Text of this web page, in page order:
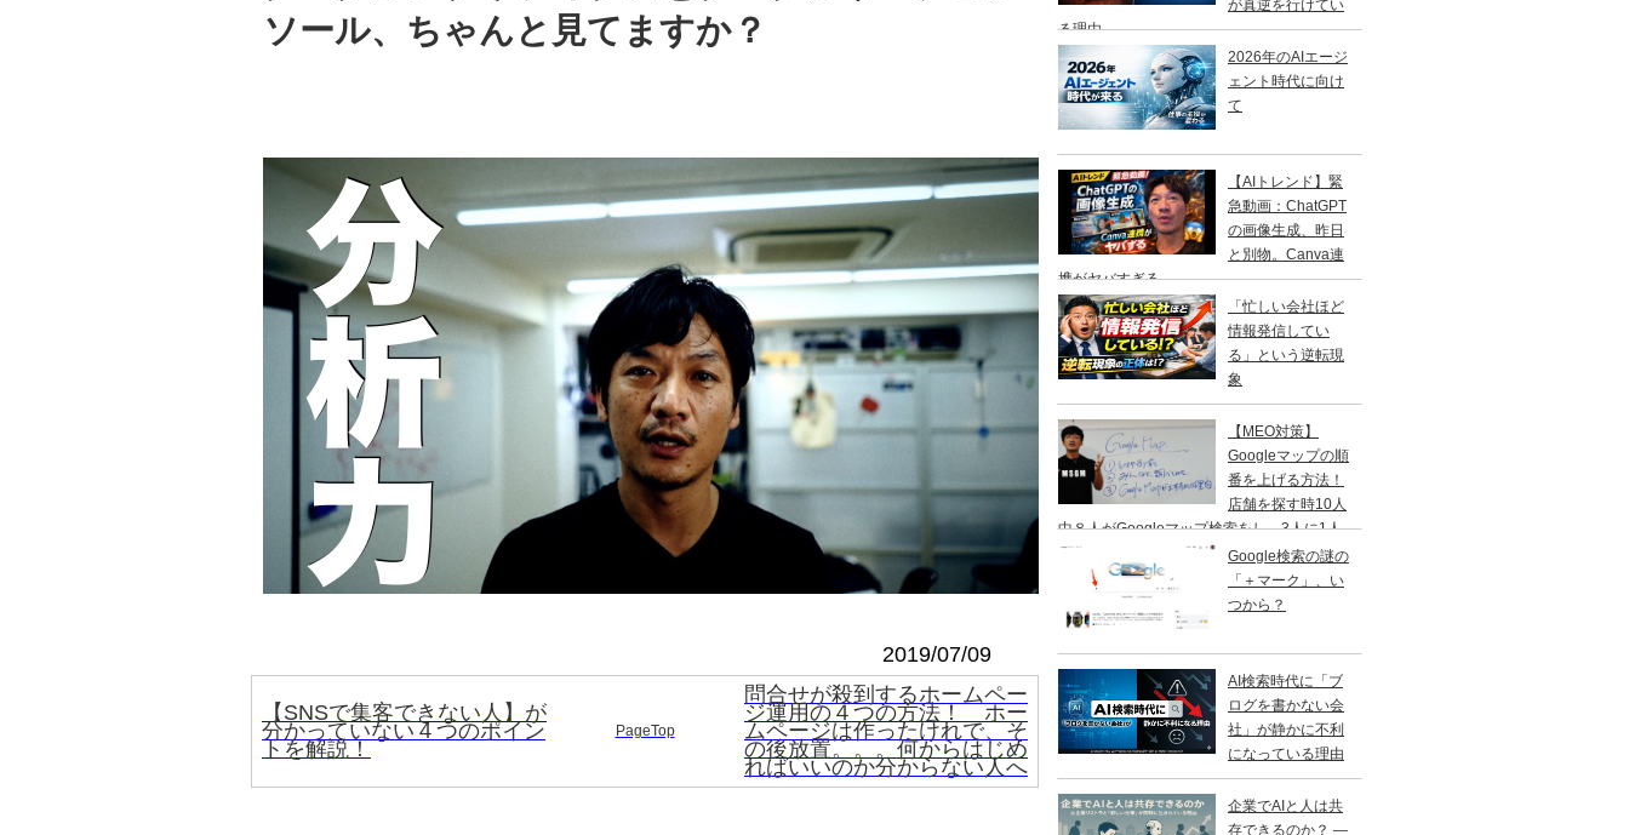
ソール、ちゃんと見てますか？
2019/07/09
【SNSで集客できない人】が
分かっていない４つのポイン
トを解説！
PageTop
問合せが殺到するホームペー
ジ運用の４つの方法！ ホー
ムページは作ったけれで、そ
の後放置。。。何からはじめ
ればいいのか分からない人へ
が真逆を行けてい
る理由
2026年のAIエージ
ェント時代に向け
て
【AIトレンド】緊
急動画：ChatGPT
の画像生成、昨日
と別物。Canva連
携がヤバすぎる
「忙しい会社ほど
情報発信してい
る」という逆転現
象
【MEO対策】
Googleマップの順
番を上げる方法！
店舗を探す時10人
中８人がGoogleマップ検索をし、3人に1人
は１日以内に来店する事を知ってますか？
Google検索の謎の
「＋マーク」、い
つから？
AI検索時代に「ブ
ログを書かない会
社」が静かに不利
になっている理由
企業でAIと人は共
存できるのか？ ―